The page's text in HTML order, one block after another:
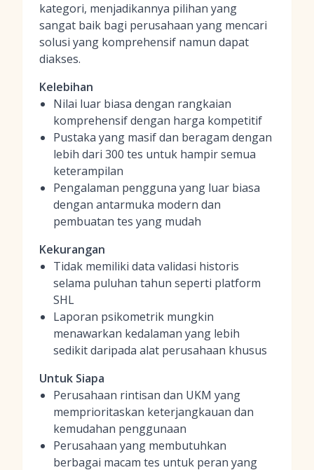
kategori, menjadikannya pilihan yang
sangat baik bagi perusahaan yang mencari
solusi yang komprehensif namun dapat
diakses.
Kelebihan
Nilai luar biasa dengan rangkaian
komprehensif dengan harga kompetitif
Pustaka yang masif dan beragam dengan
lebih dari 300 tes untuk hampir semua
keterampilan
Pengalaman pengguna yang luar biasa
dengan antarmuka modern dan
pembuatan tes yang mudah
Kekurangan
Tidak memiliki data validasi historis
selama puluhan tahun seperti platform
SHL
Laporan psikometrik mungkin
menawarkan kedalaman yang lebih
sedikit daripada alat perusahaan khusus
Untuk Siapa
Perusahaan rintisan dan UKM yang
memprioritaskan keterjangkauan dan
kemudahan penggunaan
Perusahaan yang membutuhkan
berbagai macam tes untuk peran yang